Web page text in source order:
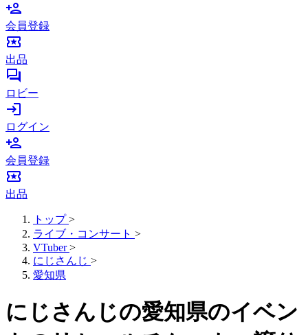
person_add
会員登録
local_activity
出品
forum
ロビー
login
ログイン
person_add
会員登録
local_activity
出品
トップ >
ライブ・コンサート >
VTuber >
にじさんじ >
愛知県
にじさんじの愛知県のイベン